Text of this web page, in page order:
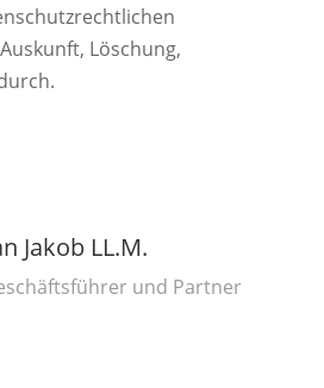
Löschung,
Jakob LL.M.
und Partner